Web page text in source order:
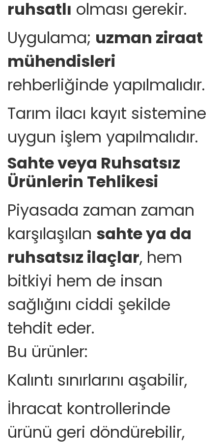
ruhsatlı olması gerekir.
Uygulama; uzman ziraat
mühendisleri
rehberliğinde yapılmalıdır.
Tarım ilacı kayıt sistemine
uygun işlem yapılmalıdır.
Sahte veya Ruhsatsız
Ürünlerin Tehlikesi
Piyasada zaman zaman
karşılaşılan sahte ya da
ruhsatsız ilaçlar, hem
bitkiyi hem de insan
sağlığını ciddi şekilde
tehdit eder.
Bu ürünler:
Kalıntı sınırlarını aşabilir,
İhracat kontrollerinde
ürünü geri döndürebilir,